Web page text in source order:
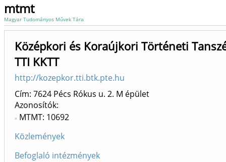
mtmt
Magyar Tudományos Művek Tára
Középkori és Koraújkori Történeti
TTI KKTT
http://kozepkor.tti.btk.pte.hu
Cím: 7624 Pécs Rókus u. 2. M épület
Azonosítók
MTMT: 10692
Közlemények
Befoglaló intézmények